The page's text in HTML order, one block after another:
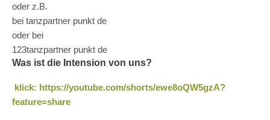
oder z.B.
bei tanzpartner punkt de
oder bei
123tanzpartner punkt de
Was ist die Intension von uns?
klick: https://youtube.com/shorts/ewe8oQW5gzA?
feature=share